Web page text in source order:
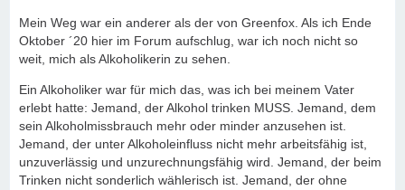
Mein Weg war ein anderer als der von Greenfox. Als ich Ende
Oktober ´20 hier im Forum aufschlug, war ich noch nicht so
weit, mich als Alkoholikerin zu sehen.
Ein Alkoholiker war für mich das, was ich bei meinem Vater
erlebt hatte: Jemand, der Alkohol trinken MUSS. Jemand, dem
sein Alkoholmissbrauch mehr oder minder anzusehen ist.
Jemand, der unter Alkoholeinfluss nicht mehr arbeitsfähig ist,
unzuverlässig und unzurechnungsfähig wird. Jemand, der beim
Trinken nicht sonderlich wählerisch ist. Jemand, der ohne